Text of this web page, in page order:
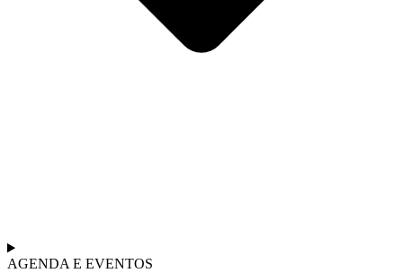
AGENDA E EVENTOS